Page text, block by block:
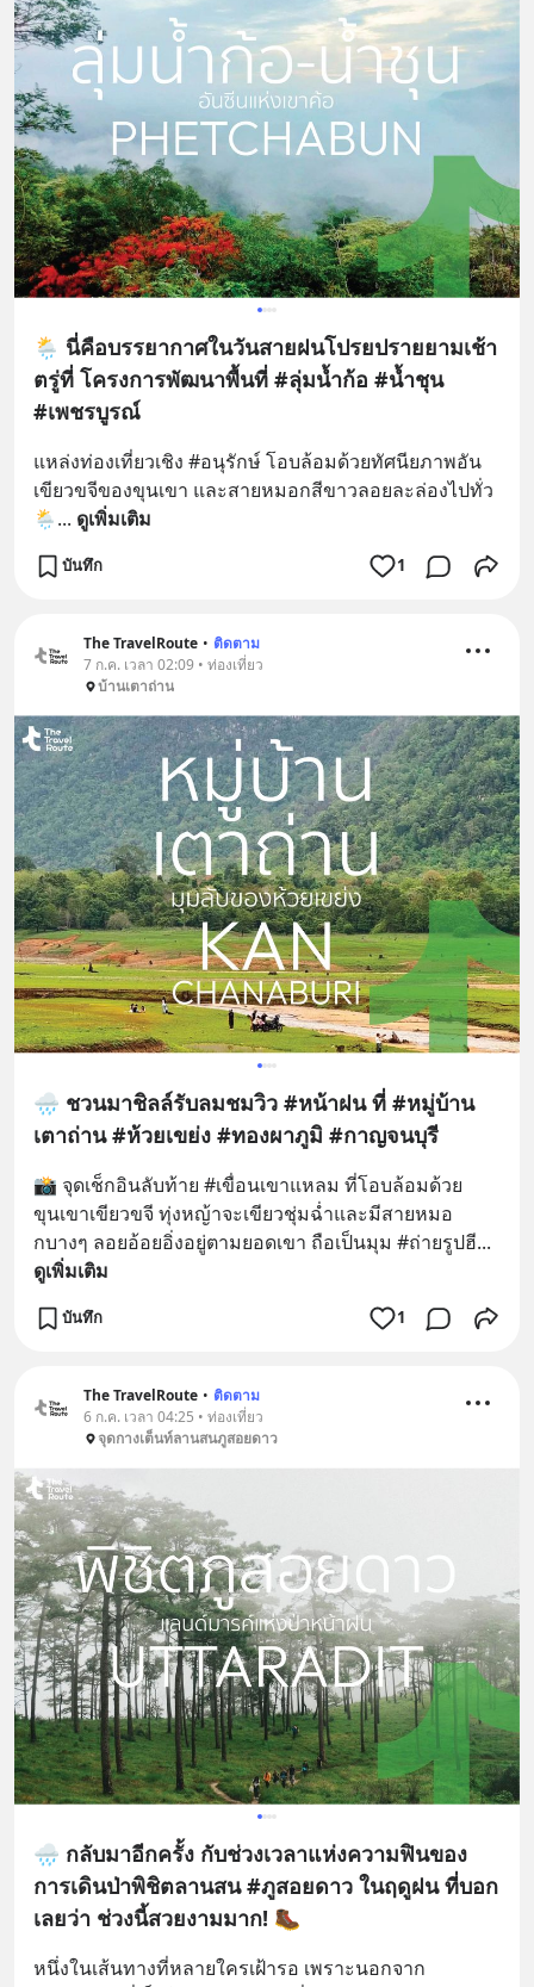
🌦 นี่คือบรรยากาศในวันสายฝนโปรยปรายยามเช้า
ตรู่ที่ โครงการพัฒนาพื้นที่ #ลุ่มน้ำก้อ #น้ำชุน
#เพชรบูรณ์
แหล่งท่องเที่ยวเชิง #อนุรักษ์ โอบล้อมด้วยทัศนียภาพอัน
เขียวขจีของขุนเขา และสายหมอกสีขาวลอยละล่องไปทั่ว
🌦... ดูเพิ่มเติม
บันทึก 1
The TravelRoute • ติดตาม
7 ก.ค. เวลา 02:09 • ท่องเที่ยว
บ้านเตาถ่าน
🌧️ ชวนมาชิลล์รับลมชมวิว #หน้าฝน ที่ #หมู่บ้าน
เตาถ่าน #ห้วยเขย่ง #ทองผาภูมิ #กาญจนบุรี
📸 จุดเช็กอินลับท้าย #เขื่อนเขาแหลม ที่โอบล้อมด้วย
ขุนเขาเขียวขจี ทุ่งหญ้าจะเขียวชุ่มฉ่ำและมีสายหมอ
กบางๆ ลอยอ้อยอิ่งอยู่ตามยอดเขา ถือเป็นมุม #ถ่ายรูปฮี...
ดูเพิ่มเติม
บันทึก 1
The TravelRoute • ติดตาม
6 ก.ค. เวลา 04:25 • ท่องเที่ยว
จุดกางเต็นท์ลานสนภูสอยดาว
🌧️ กลับมาอีกครั้ง กับช่วงเวลาแห่งความฟินของ
การเดินป่าพิชิตลานสน #ภูสอยดาว ในฤดูฝน ที่บอก
เลยว่า ช่วงนี้สวยงามมาก! 🥾
หนึ่งในเส้นทางที่หลายใครเฝ้ารอ เพราะนอกจาก